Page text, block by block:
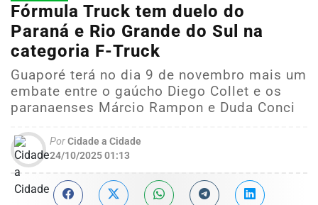
Fórmula Truck tem duelo do
Paraná e Rio Grande do Sul na
categoria F-Truck
Guaporé terá no dia 9 de novembro mais um
embate entre o gaúcho Diego Collet e os
paranaenses Márcio Rampon e Duda Conci
PorCidade a Cidade
24/10/2025 01:13